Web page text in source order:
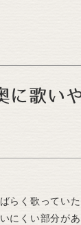
に歌い
らく歌ってい
にくい部分が